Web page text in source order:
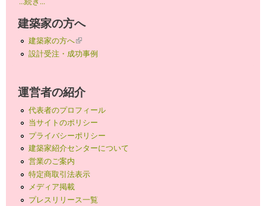
建築家の方へ
建築家の方へ(link is external)
設計受注・成功事例
運営者の紹介
代表者のプロフィール
当サイトのポリシー
プライバシーポリシー
建築家紹介センターについて
営業のご案内
特定商取引法表示
メディア掲載
プレスリリース一覧